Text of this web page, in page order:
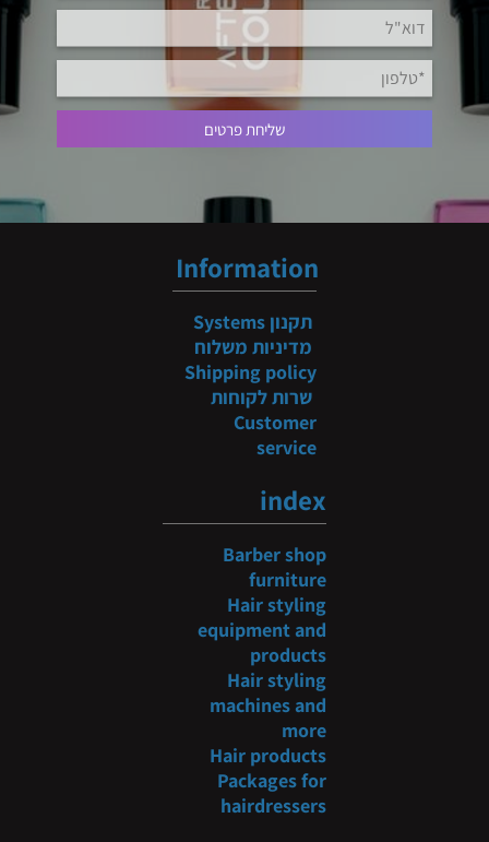
Information
תקנון Systems
מדיניות משלוח
Shipping policy
שרות לקוחות
Customer
service
index
Barber shop
furniture
Hair styling
equipment and
products
Hair styling
machines and
more
Hair products
Packages for
hairdressers